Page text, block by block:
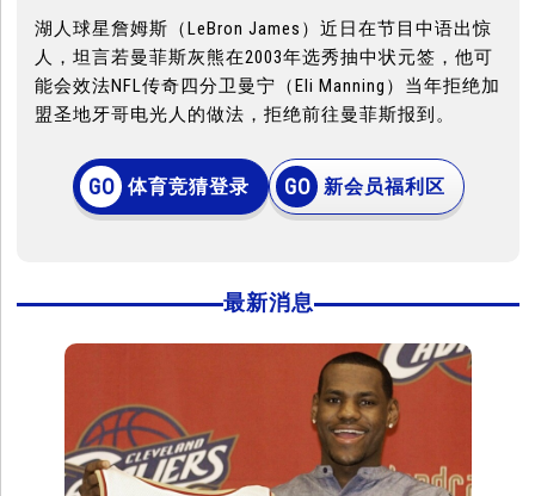
湖人球星詹姆斯（LeBron James）近日在节目中语出惊
人，坦言若曼菲斯灰熊在2003年选秀抽中状元签，他可
能会效法NFL传奇四分卫曼宁（Eli Manning）当年拒绝加
盟圣地牙哥电光人的做法，拒绝前往曼菲斯报到。
体育竞猜登录 新会员福利区
最新消息